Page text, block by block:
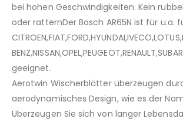
bei hohen Geschwindigkeiten. Kein
oder ratternDer Bosch AR65N ist für u.a.
geeignet.
Aerotwin Wischerblätter überzeugen
aerodynamisches Design, wie es der
Überzeugen Sie sich von langer